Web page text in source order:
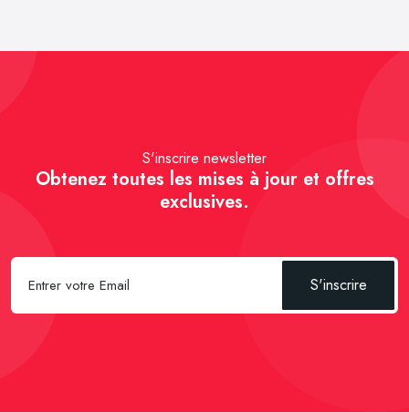
S'inscrire newsletter
Obtenez toutes les mises à jour et offres
exclusives.
S'inscrire